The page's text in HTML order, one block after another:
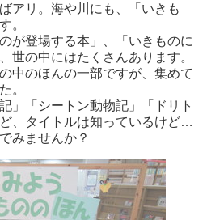
アリ。海や川にも、「いきも
。
が登場する本」、「いきものに
世の中にはたくさんあります。
中のほんの一部ですが、集めて
。
」「シートン動物記」「ドリト
、タイトルは知っているけど…
みませんか？